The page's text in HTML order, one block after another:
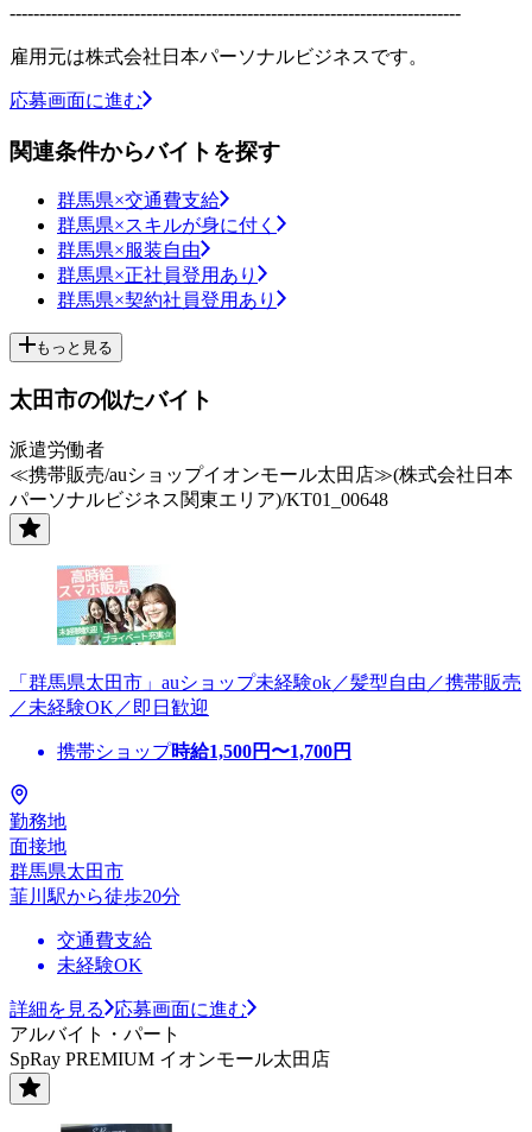
----------------------------------------------------------------------------
雇用元は株式会社日本パーソナルビジネスです。
応募画面に進む
関連条件からバイトを探す
群馬県×交通費支給
群馬県×スキルが身に付く
群馬県×服装自由
群馬県×正社員登用あり
群馬県×契約社員登用あり
もっと見る
太田市の似たバイト
派遣労働者
≪携帯販売/auショップイオンモール太田店≫(株式会社日本
パーソナルビジネス関東エリア)/KT01_00648
「群馬県太田市」auショップ未経験ok／髪型自由／携帯販売
／未経験OK／即日歓迎
携帯ショップ時給1,500円〜1,700円
勤務地
面接地
群馬県太田市
韮川駅から徒歩20分
交通費支給
未経験OK
詳細を見る
応募画面に進む
アルバイト・パート
SpRay PREMIUM イオンモール太田店